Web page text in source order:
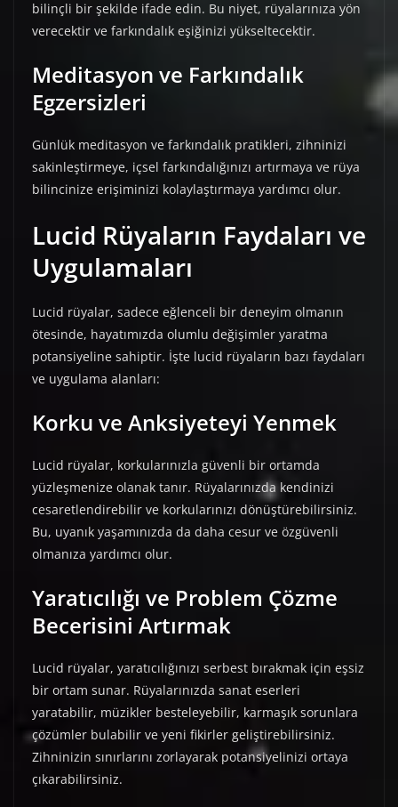
bilinçli bir şekilde ifade edin. Bu niyet, rüyalarınıza yön
verecektir ve farkındalık eşiğinizi yükseltecektir.
Meditasyon ve Farkındalık
Egzersizleri
Günlük meditasyon ve farkındalık pratikleri, zihninizi
sakinleştirmeye, içsel farkındalığınızı artırmaya ve rüya
bilincinize erişiminizi kolaylaştırmaya yardımcı olur.
Lucid Rüyaların Faydaları ve
Uygulamaları
Lucid rüyalar, sadece eğlenceli bir deneyim olmanın
ötesinde, hayatımızda olumlu değişimler yaratma
potansiyeline sahiptir. İşte lucid rüyaların bazı faydaları
ve uygulama alanları:
Korku ve Anksiyeteyi Yenmek
Lucid rüyalar, korkularınızla güvenli bir ortamda
yüzleşmenize olanak tanır. Rüyalarınızda kendinizi
cesaretlendirebilir ve korkularınızı dönüştürebilirsiniz.
Bu, uyanık yaşamınızda da daha cesur ve özgüvenli
olmanıza yardımcı olur.
Yaratıcılığı ve Problem Çözme
Becerisini Artırmak
Lucid rüyalar, yaratıcılığınızı serbest bırakmak için eşsiz
bir ortam sunar. Rüyalarınızda sanat eserleri
yaratabilir, müzikler besteleyebilir, karmaşık sorunlara
çözümler bulabilir ve yeni fikirler geliştirebilirsiniz.
Zihninizin sınırlarını zorlayarak potansiyelinizi ortaya
çıkarabilirsiniz.